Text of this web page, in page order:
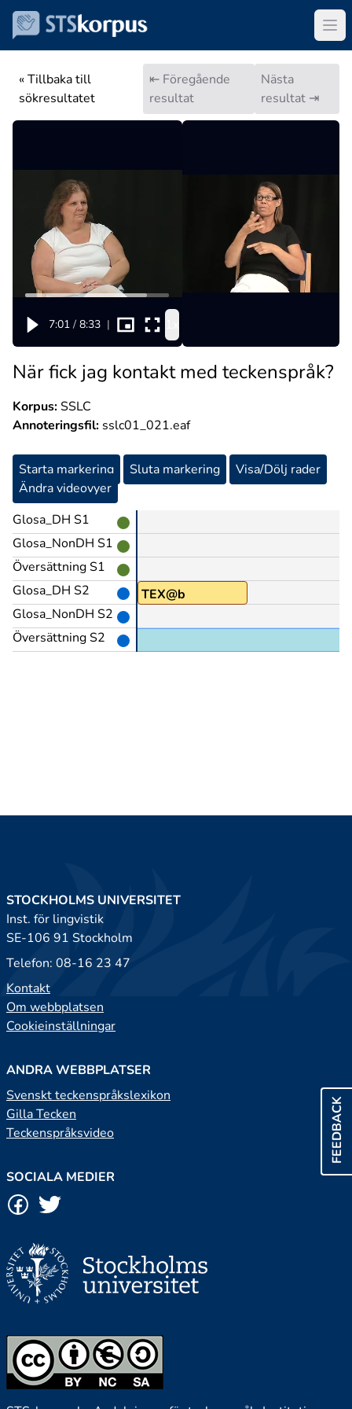
« Tillbaka till
sökresultatet
⇤ Föregående
resultat
Nästa
resultat ⇥
7:01 / 8:33 |
När fick jag kontakt med teckenspråk?
Korpus:SSLC
Annoteringsfil: sslc01_021.eaf
Starta markering Sluta markering
Visa/Dölj rader
Ändra videovyer
Glosa_DH S1
Glosa_NonDH S1
Översättning S1
Glosa_DH S2
Glosa_NonDH S2
Översättning S2
TEX@b
FEEDBACK
STOCKHOLMS UNIVERSITET
Inst. för lingvistik
SE-106 91 Stockholm
Telefon: 08-16 23 47
Kontakt
Om webbplatsen
Cookieinställningar
ANDRA WEBBPLATSER
Svenskt teckenspråkslexikon
Gilla Tecken
Teckenspråksvideo
SOCIALA MEDIER